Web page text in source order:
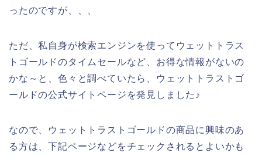
ったのですが、、、
ただ、私自身が検索エンジンを使ってウェットトラス
トゴールドのタイムセールなど、お得な情報がないの
かな～と、色々と調べていたら、ウェットトラストゴ
ールドの公式サイトページを発見しました♪
なので、ウェットトラストゴールドの商品に興味のあ
る方は、下記ページなどをチェックされるとよいかも